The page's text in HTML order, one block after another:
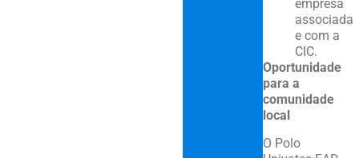
empresa
associada
e com a
CIC.
Oportunidade
para a
comunidade
local
O Polo